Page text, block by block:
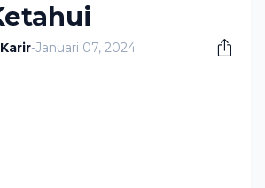
-Januari 07, 2024